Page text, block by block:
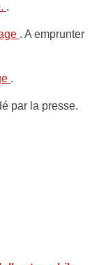
.
. A emprunter
.
par la presse.